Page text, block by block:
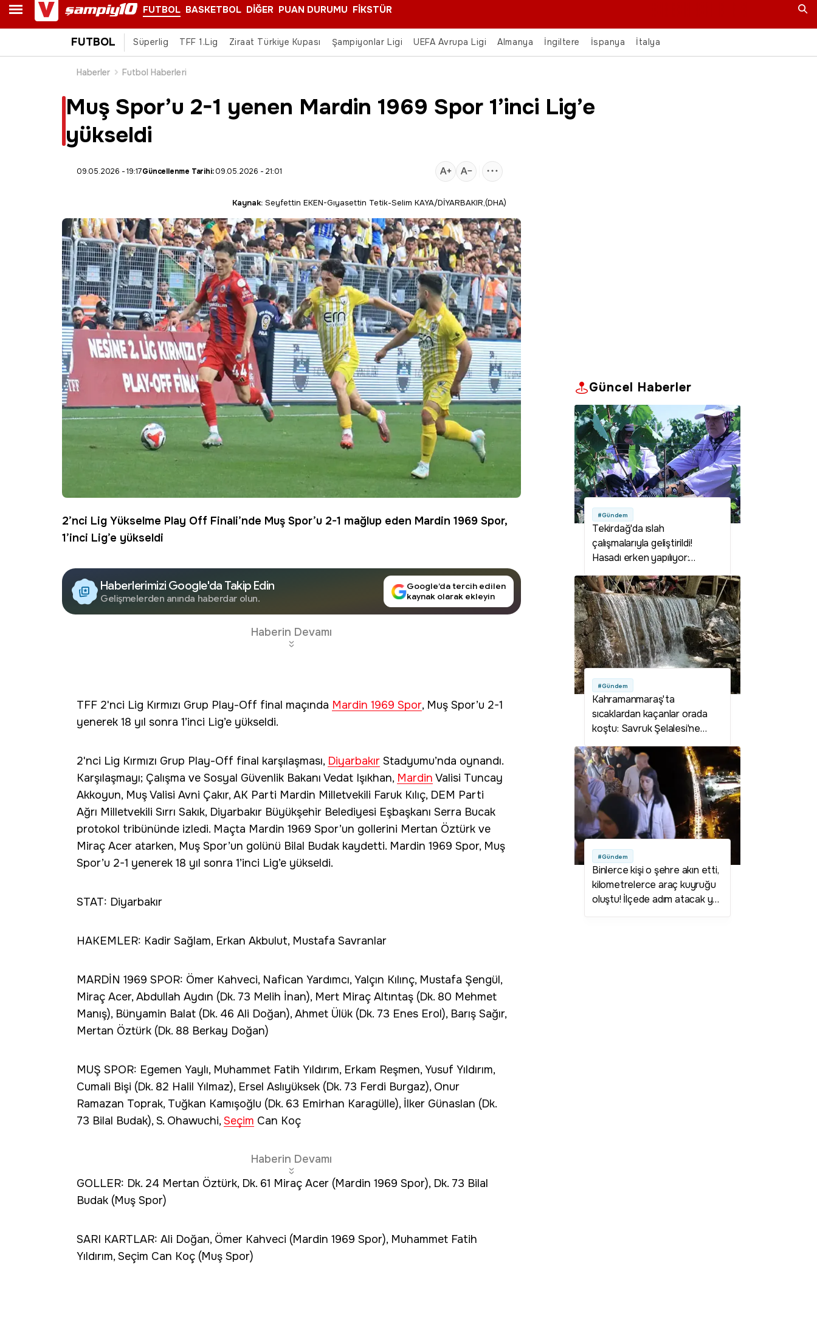
FUTBOL BASKETBOL DİĞER PUAN DURUMU FİKSTÜR
FUTBOL Süperlig TFF 1.Lig Ziraat Türkiye Kupası Şampiyonlar Ligi UEFA Avrupa Ligi Almanya İngiltere İspanya İtalya
Haberler Futbol Haberleri
Muş Spor’u 2-1 yenen Mardin 1969 Spor 1’inci Lig’e
yükseldi
09.05.2026 - 19:17Güncellenme Tarihi:09.05.2026 - 21:01
Kaynak: Seyfettin EKEN-Gıyasettin Tetik-Selim KAYA/DİYARBAKIR,(DHA)
2’nci Lig Yükselme Play Off Finali’nde Muş Spor’u 2-1 mağlup eden Mardin 1969 Spor,
1’inci Lig’e yükseldi
Haberlerimizi Google'da Takip Edin
Gelişmelerden anında haberdar olun.
Google’da tercih edilen
kaynak olarak ekleyin
Haberin Devamı
TFF 2'nci Lig Kırmızı Grup Play-Off final maçında Mardin 1969 Spor, Muş Spor’u 2-1
yenerek 18 yıl sonra 1’inci Lig’e yükseldi.
2'nci Lig Kırmızı Grup Play-Off final karşılaşması, Diyarbakır Stadyumu’nda oynandı.
Karşılaşmayı; Çalışma ve Sosyal Güvenlik Bakanı Vedat Işıkhan, Mardin Valisi Tuncay
Akkoyun, Muş Valisi Avni Çakır, AK Parti Mardin Milletvekili Faruk Kılıç, DEM Parti
Ağrı Milletvekili Sırrı Sakık, Diyarbakır Büyükşehir Belediyesi Eşbaşkanı Serra Bucak
protokol tribününde izledi. Maçta Mardin 1969 Spor’un gollerini Mertan Öztürk ve
Miraç Acer atarken, Muş Spor’un golünü Bilal Budak kaydetti. Mardin 1969 Spor, Muş
Spor’u 2-1 yenerek 18 yıl sonra 1’inci Lig’e yükseldi.
STAT: Diyarbakır
HAKEMLER: Kadir Sağlam, Erkan Akbulut, Mustafa Savranlar
MARDİN 1969 SPOR: Ömer Kahveci, Nafican Yardımcı, Yalçın Kılınç, Mustafa Şengül,
Miraç Acer, Abdullah Aydın (Dk. 73 Melih İnan), Mert Miraç Altıntaş (Dk. 80 Mehmet
Manış), Bünyamin Balat (Dk. 46 Ali Doğan), Ahmet Ülük (Dk. 73 Enes Erol), Barış Sağır,
Mertan Öztürk (Dk. 88 Berkay Doğan)
MUŞ SPOR: Egemen Yaylı, Muhammet Fatih Yıldırım, Erkam Reşmen, Yusuf Yıldırım,
Cumali Bişi (Dk. 82 Halil Yılmaz), Ersel Aslıyüksek (Dk. 73 Ferdi Burgaz), Onur
Ramazan Toprak, Tuğkan Kamışoğlu (Dk. 63 Emirhan Karagülle), İlker Günaslan (Dk.
73 Bilal Budak), S. Ohawuchi,Seçim Can Koç
Haberin Devamı
GOLLER: Dk. 24 Mertan Öztürk, Dk. 61 Miraç Acer (Mardin 1969 Spor), Dk. 73 Bilal
Budak (Muş Spor)
SARI KARTLAR: Ali Doğan, Ömer Kahveci (Mardin 1969 Spor), Muhammet Fatih
Yıldırım, Seçim Can Koç (Muş Spor)
Güncel Haberler
#Gündem
Tekirdağ'da ıslah
çalışmalarıyla geliştirildi!
Hasadı erken yapılıyor:
sağlıyor
#Gündem
Kahramanmaraş'ta
sıcaklardan kaçanlar orada
koştu: Savruk Şelalesi'ne
#Gündem
Binlerce kişi o şehre akın etti,
kilometrelerce araç kuyruğu
oluştu! İlçede adım atacak yer